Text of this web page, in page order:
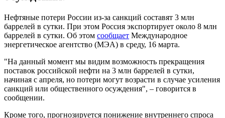
Нефтяные потери России из-за санкций составят 3 млн
баррелей в сутки. При этом Россия экспортирует около 8 млн
баррелей в сутки. Об этом сообщает Международное
энергетическое агентство (МЭА) в среду, 16 марта.
"На данный момент мы видим возможность прекращения
поставок российской нефти на 3 млн баррелей в сутки,
начиная с апреля, но потери могут возрасти в случае усиления
санкций или общественного осуждения", – говорится в
сообщении.
Кроме того, прогнозируется понижение внутреннего спроса